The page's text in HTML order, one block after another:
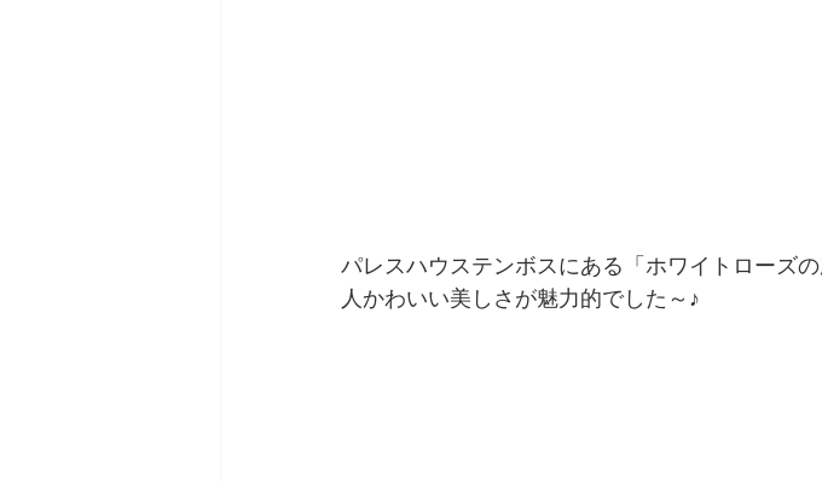
パレスハウステンボスにある「ホワイトローズ
人かわいい美しさが魅力的でした～♪